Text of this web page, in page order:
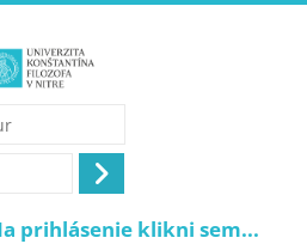
Connexion
prihlásenie klikni sem...